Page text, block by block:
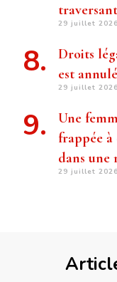
29 juillet 2026
Droits
est
29 juillet 2026
Une
frappée à
dans une
29 juillet 2026